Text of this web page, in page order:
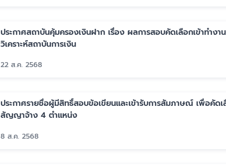
ประกาศสถาบันคุ้มครองเงินฝาก เรื่อง ผลการสอบคัดเลือกเข้าทำงา
วิเคราะห์สถาบันการเงิน
22 ส.ค. 2568
ประกาศรายชื่อผู้มีสิทธิ์สอบข้อเขียนและเข้ารับการสัมภาษณ์ เพื่อคัด
สัญญาจ้าง 4 ตำแหน่ง
8 ส.ค. 2568